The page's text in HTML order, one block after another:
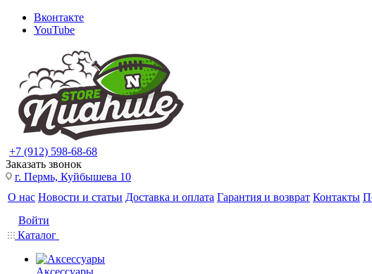
Вконтакте
YouTube
+7 (912) 598-68-68
Заказать звонок
г. Пермь, Куйбышева 10
О нас Новости и статьи Доставка и оплата Гарантия и возврат Контакты
Войти
Каталог
Аксессуары